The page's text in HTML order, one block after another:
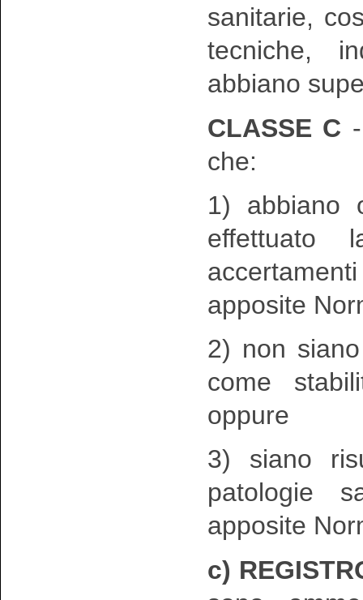
sanitarie,
tecniche,
abbiano
CLASSE C
che:
1) abbiano
apposite
2) non
come
oppure
3) siano
patologie
apposite
c)